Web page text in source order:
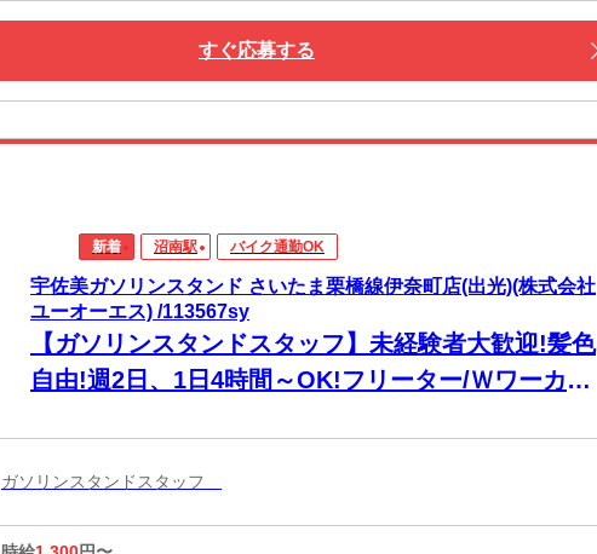
すぐ応募する
新着 沼南駅 バイク通勤OK
宇佐美ガソリンスタンド さいたま栗橋線伊奈町店(出光)(株式会社
ユーオーエス) /113567sy
【ガソリンスタンドスタッフ】未経験者大歓迎!髪色
自由!週2日、1日4時間～OK!フリーター/Ｗワーカー/
ガソリンスタンドスタッフ